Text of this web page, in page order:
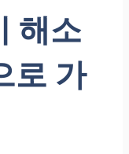
해소
로 가